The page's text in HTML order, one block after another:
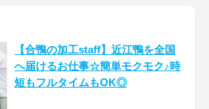
【合鴨の加工staff】近江鴨を全国
へ届けるお仕事☆簡単モクモク♪時
短もフルタイムもOK◎